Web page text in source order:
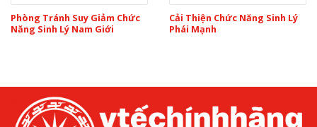
Phòng Tránh Suy Giảm Chức
Năng Sinh Lý Nam Giới
Cải Thiện Chức Năng Sinh Lý
Phái Mạnh